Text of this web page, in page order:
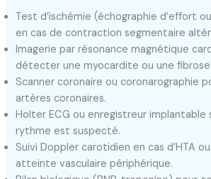
Test d’ischémie (échographie d’effort
en cas de contraction segmentaire
Imagerie par résonance magnétique
détecter une myocardite ou une fibrose.
Scanner coronaire ou coronarographie
artères coronaires.
Holter ECG ou enregistreur implantable
rythme est suspecté.
Suivi Doppler carotidien en cas d’HTA
atteinte vasculaire périphérique.